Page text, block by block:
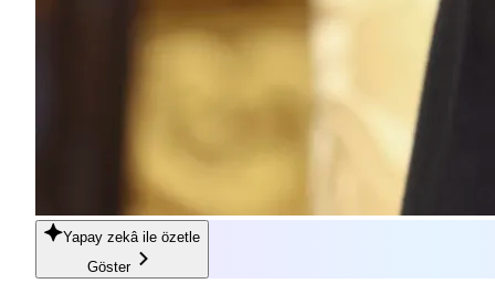
Yapay zekâ ile özetle
Göster